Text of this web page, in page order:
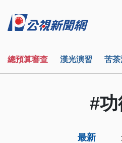
總預算審查 漢光演習 苦
#
最新